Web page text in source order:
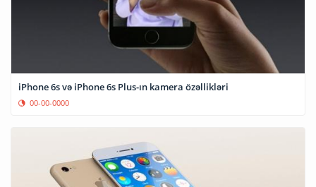
iPhone 6s və iPhone 6s Plus-ın kamera özəllikləri
00-00-0000